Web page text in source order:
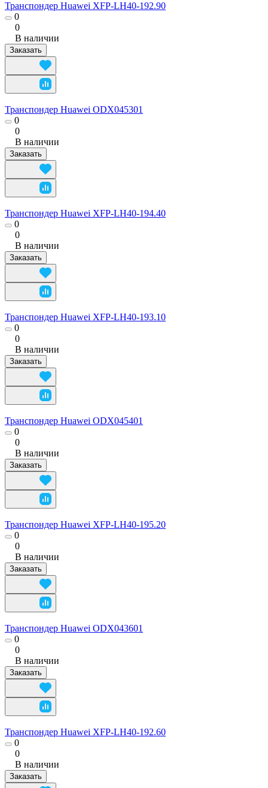
Транспондер Huawei XFP-LH40-192.90
0
0
В наличии
Заказать
Транспондер Huawei ODX045301
0
0
В наличии
Заказать
Транспондер Huawei XFP-LH40-194.40
0
0
В наличии
Заказать
Транспондер Huawei XFP-LH40-193.10
0
0
В наличии
Заказать
Транспондер Huawei ODX045401
0
0
В наличии
Заказать
Транспондер Huawei XFP-LH40-195.20
0
0
В наличии
Заказать
Транспондер Huawei ODX043601
0
0
В наличии
Заказать
Транспондер Huawei XFP-LH40-192.60
0
0
В наличии
Заказать